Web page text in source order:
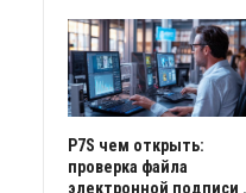
P7S чем открыть:
проверка файла
электронной подписи